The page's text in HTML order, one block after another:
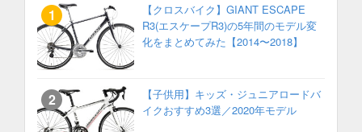
【クロスバイク】GIANT ESCAPE
R3(エスケープR3)の5年間のモデル変
化をまとめてみた【2014〜2018】
【子供用】キッズ・ジュニアロードバ
イクおすすめ3選／2020年モデル